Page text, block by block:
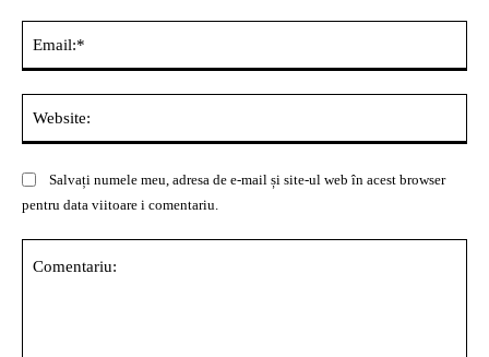
Salvați numele meu, adresa de e-mail și site-ul web în acest browser
pentru data viitoare i comentariu.